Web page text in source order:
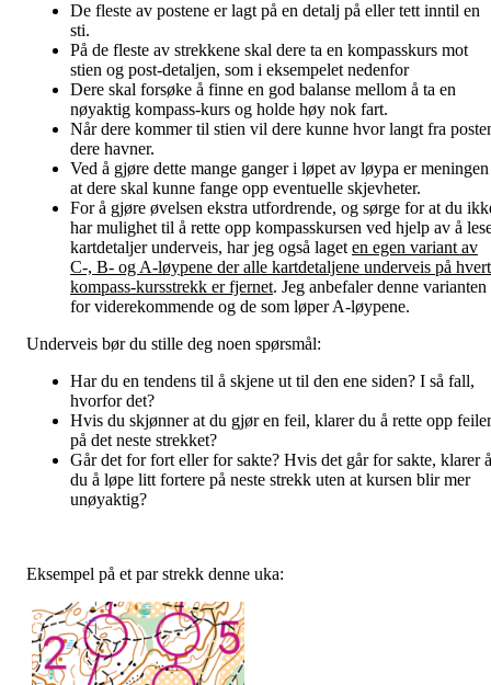
De fleste av postene er lagt på en detalj på eller tett inntil en
sti.
På de fleste av strekkene skal dere ta en kompasskurs mot
stien og post-detaljen, som i eksempelet nedenfor
Dere skal forsøke å finne en god balanse mellom å ta en
nøyaktig kompass-kurs og holde høy nok fart.
Når dere kommer til stien vil dere kunne hvor langt fra
dere havner.
Ved å gjøre dette mange ganger i løpet av løypa er meningen
at dere skal kunne fange opp eventuelle skjevheter.
For å gjøre øvelsen ekstra utfordrende, og sørge for at du
har mulighet til å rette opp kompasskursen ved hjelp av å
kartdetaljer underveis, har jeg også laget en egen variant av
C-, B- og A-løypene deralle kartdetaljene underveis på hvert
kompass-kursstrekk er fjernet. Jeg anbefaler denne varianten
for viderekommende og de som løper A-løypene.
Underveis bør du stille deg noen spørsmål:
Har du en tendens til å skjene ut til den ene siden? I så fall,
hvorfor det?
Hvis du skjønner at du gjør en feil, klarer du å rette opp
på det neste strekket?
Går det for fort eller for sakte? Hvis det går for sakte, klarer å
du å løpe litt fortere på neste strekk uten at kursen blir mer
unøyaktig?
Eksempel på et par strekk denne uka: